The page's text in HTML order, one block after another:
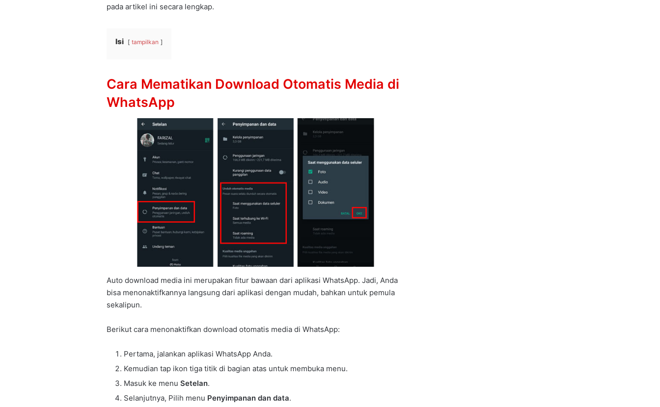
pada artikel ini secara lengkap.
Isi tampilkan
Cara Mematikan Download Otomatis Media di
WhatsApp
Auto download media ini merupakan fitur bawaan dari aplikasi WhatsApp. Jadi, Anda
bisa menonaktifkannya langsung dari aplikasi dengan mudah, bahkan untuk pemula
sekalipun.
Berikut cara menonaktifkan download otomatis media di WhatsApp:
Pertama, jalankan aplikasi WhatsApp Anda.
Kemudian tap ikon tiga titik di bagian atas untuk membuka menu.
Masuk ke menu Setelan.
Selanjutnya, Pilih menu Penyimpanan dan data.